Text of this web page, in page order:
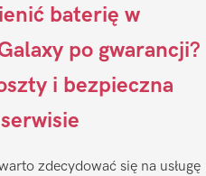
baterię w
po gwarancji?
i bezpieczna
zdecydować się na usługę